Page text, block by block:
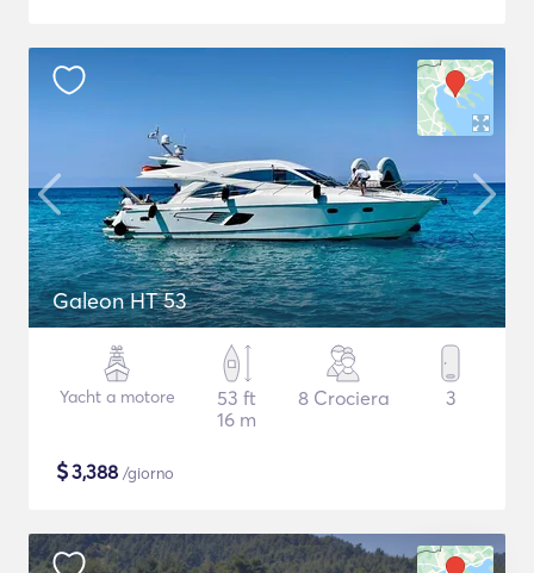
Galeon HT 53
Yacht a motore
53 ft
16 m
8 Crociera 3
$3,388 /giorno